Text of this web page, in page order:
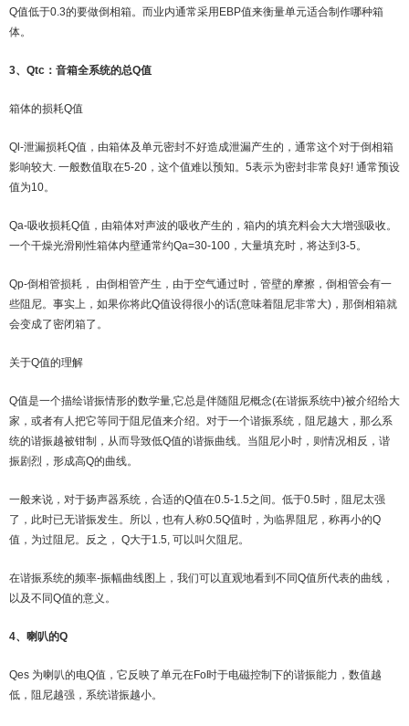
Q值低于0.3的要做倒相箱。而业内通常采用EBP值来衡量单元适合制作哪种箱
体。
3、Qtc：音箱全系统的总Q值
箱体的损耗Q值
Ql-泄漏损耗Q值，由箱体及单元密封不好造成泄漏产生的，通常这个对于倒相箱
影响较大. 一般数值取在5-20，这个值难以预知。5表示为密封非常良好! 通常预设
值为10。
Qa-吸收损耗Q值，由箱体对声波的吸收产生的，箱内的填充料会大大增强吸收。
一个干燥光滑刚性箱体内壁通常约Qa=30-100，大量填充时，将达到3-5。
Qp-倒相管损耗， 由倒相管产生，由于空气通过时，管壁的摩擦，倒相管会有一
些阻尼。事实上，如果你将此Q值设得很小的话(意味着阻尼非常大)，那倒相箱就
会变成了密闭箱了。
关于Q值的理解
Q值是一个描绘谐振情形的数学量,它总是伴随阻尼概念(在谐振系统中)被介绍给大
家，或者有人把它等同于阻尼值来介绍。对于一个谐振系统，阻尼越大，那么系
统的谐振越被钳制，从而导致低Q值的谐振曲线。当阻尼小时，则情况相反，谐
振剧烈，形成高Q的曲线。
一般来说，对于扬声器系统，合适的Q值在0.5-1.5之间。低于0.5时，阻尼太强
了，此时已无谐振发生。所以，也有人称0.5Q值时，为临界阻尼，称再小的Q
值，为过阻尼。反之， Q大于1.5, 可以叫欠阻尼。
在谐振系统的频率-振幅曲线图上，我们可以直观地看到不同Q值所代表的曲线，
以及不同Q值的意义。
4、喇叭的Q
Qes 为喇叭的电Q值，它反映了单元在Fo时于电磁控制下的谐振能力，数值越
低，阻尼越强，系统谐振越小。